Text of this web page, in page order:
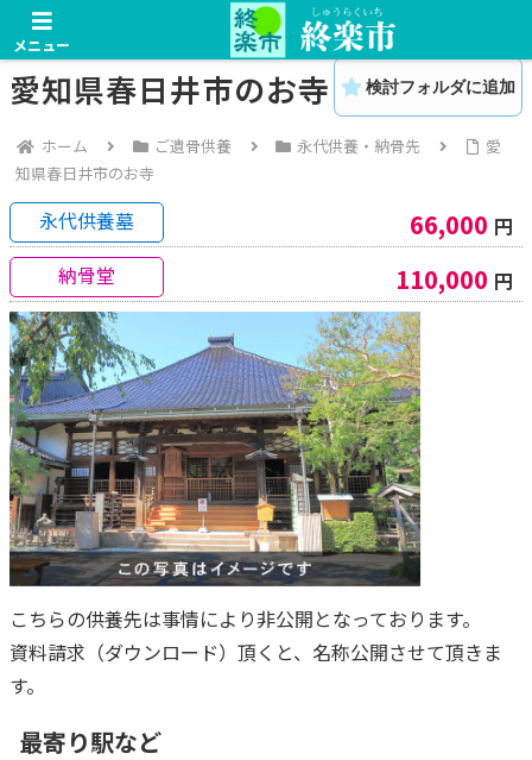
愛知県春日井市のお寺 検討フォルダに追加
ホーム ご遺骨供養 永代供養・納骨先
愛
知県春日井市のお寺
永代供養墓 66,000 円
納骨堂
110,000 円
こちらの供養先は事情により非公開となっております。
資料請求（ダウンロード）頂くと、名称公開させて頂きま
す。
最寄り駅など
メニュー